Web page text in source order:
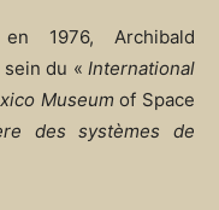
1976, Archibald
du « International
Museum of Space
des systèmes de